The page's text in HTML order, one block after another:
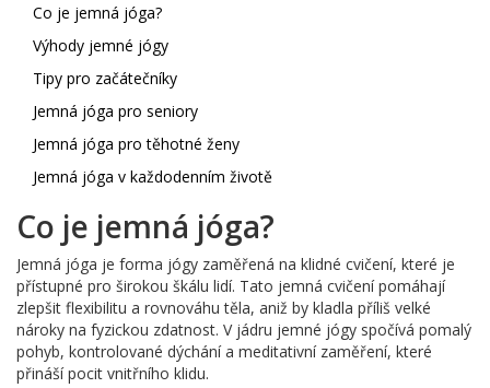
Co je jemná jóga?
Výhody jemné jógy
Tipy pro začátečníky
Jemná jóga pro seniory
Jemná jóga pro těhotné ženy
Jemná jóga v každodenním životě
Co je jemná jóga?
Jemná jóga je forma jógy zaměřená na klidné cvičení, které je
přístupné pro širokou škálu lidí. Tato jemná cvičení pomáhají
zlepšit flexibilitu a rovnováhu těla, aniž by kladla příliš velké
nároky na fyzickou zdatnost. V jádru jemné jógy spočívá pomalý
pohyb, kontrolované dýchání a meditativní zaměření, které
přináší pocit vnitřního klidu.